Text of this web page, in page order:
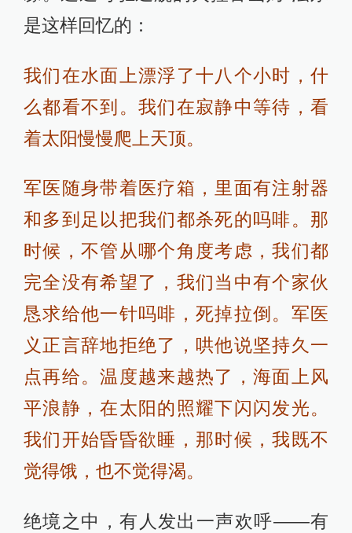
是这样回忆的：
我们在水面上漂浮了十八个小时，什
么都看不到。我们在寂静中等待，看
着太阳慢慢爬上天顶。
军医随身带着医疗箱，里面有注射器
和多到足以把我们都杀死的吗啡。那
时候，不管从哪个角度考虑，我们都
完全没有希望了，我们当中有个家伙
恳求给他一针吗啡，死掉拉倒。军医
义正言辞地拒绝了，哄他说坚持久一
点再给。温度越来越热了，海面上风
平浪静，在太阳的照耀下闪闪发光。
我们开始昏昏欲睡，那时候，我既不
觉得饿，也不觉得渴。
绝境之中，有人发出一声欢呼——有